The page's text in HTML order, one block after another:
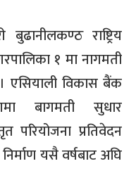
राष्ट्रिय
१ मा नागमती
एसियाली विकास बैंक
बागमती सुधार
परियोजना प्रतिवेदन
यसै वर्षबाट अघि